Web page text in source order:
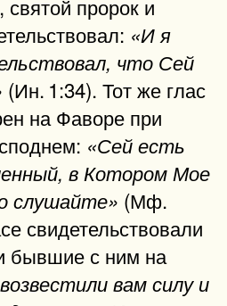
пророк и
«И я
что Сей
(Ин. 1:34). Тот же глас
на Фаворе при
«Сей есть
в Котором Мое
слушайте» (Мф.
свидетельствовали
бывшие с ним на
вам силу и